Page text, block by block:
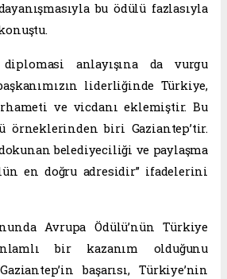
bu ödülü fazlasıyla
anlayışına da vurgu
liderliğinde Türkiye,
ve vicdanı eklemiştir. Bu
örneklerinden biri Gaziantep’tir.
belediyeciliği ve paylaşma
en doğru adresidir” ifadelerini
Avrupa Ödülü’nün Türkiye
bir kazanım olduğunu
başarısı, Türkiye’nin